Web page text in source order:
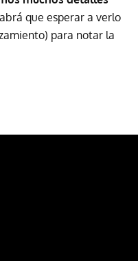
que esperar a verlo
para notar la